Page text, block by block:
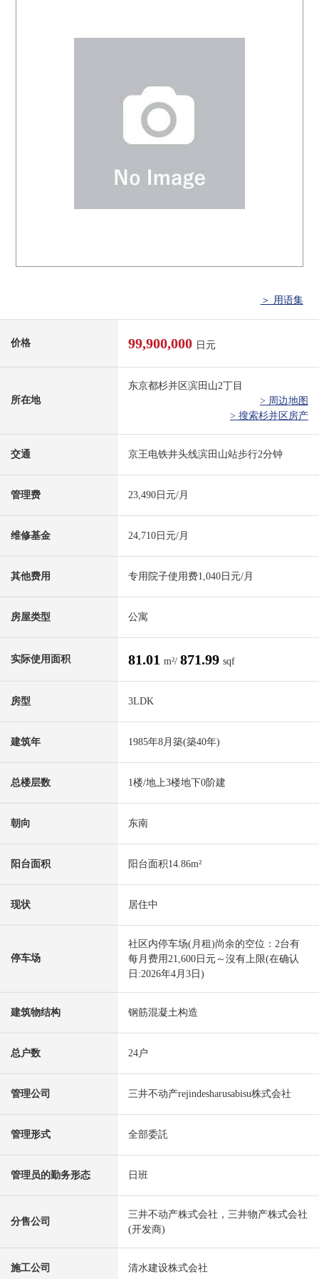
＞ 用语集
价格 99,900,000 日元
所在地
东京都杉并区滨田山2丁目
> 周边地图
> 搜索杉并区房产
交通 京王电铁井头线滨田山站步行2分钟
管理费 23,490日元/月
维修基金 24,710日元/月
其他费用 专用院子使用费1,040日元/月
房屋类型 公寓
实际使用面积 81.01 m²/ 871.99 sqf
房型 3LDK
建筑年 1985年8月築(築40年)
总楼层数 1楼/地上3楼地下0阶建
朝向 东南
阳台面积 阳台面积14.86m²
现状 居住中
停车场
社区内停车场(月租)尚余的空位：2台有
每月费用21,600日元～沒有上限(在确认
日:2026年4月3日)
建筑物结构 钢筋混凝土构造
总户数 24户
管理公司 三井不动产rejindesharusabisu株式会社
管理形式 全部委託
管理员的勤务形态 日班
分售公司
三井不动产株式会社，三井物产株式会社
(开发商)
施工公司 清水建设株式会社